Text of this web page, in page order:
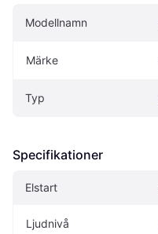
Modellnamn
Märke
Typ
Specifikationer
Elstart
Ljudnivå